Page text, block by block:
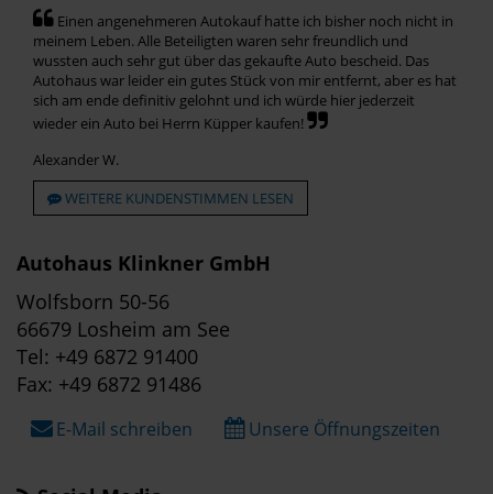
Einen angenehmeren Autokauf hatte ich bisher noch nicht in
meinem Leben. Alle Beteiligten waren sehr freundlich und
wussten auch sehr gut über das gekaufte Auto bescheid. Das
Autohaus war leider ein gutes Stück von mir entfernt, aber es hat
sich am ende definitiv gelohnt und ich würde hier jederzeit
wieder ein Auto bei Herrn Küpper kaufen!
Alexander W.
WEITERE KUNDENSTIMMEN LESEN
Autohaus Klinkner GmbH
Wolfsborn 50-56
66679 Losheim am See
Tel: +49 6872 91400
Fax: +49 6872 91486
E-Mail schreiben Unsere Öffnungszeiten